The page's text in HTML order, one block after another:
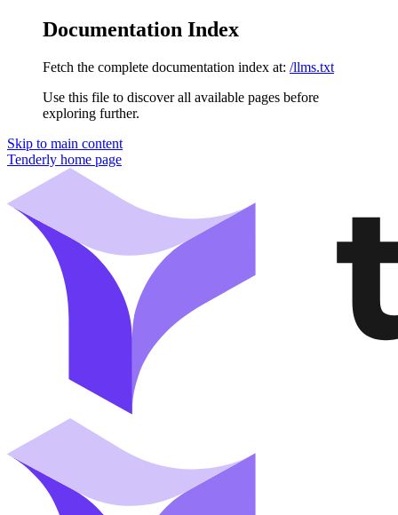
Documentation Index
Fetch the complete documentation index at: /llms.txt
Use this file to discover all available pages before
exploring further.
Skip to main content
Tenderly home page